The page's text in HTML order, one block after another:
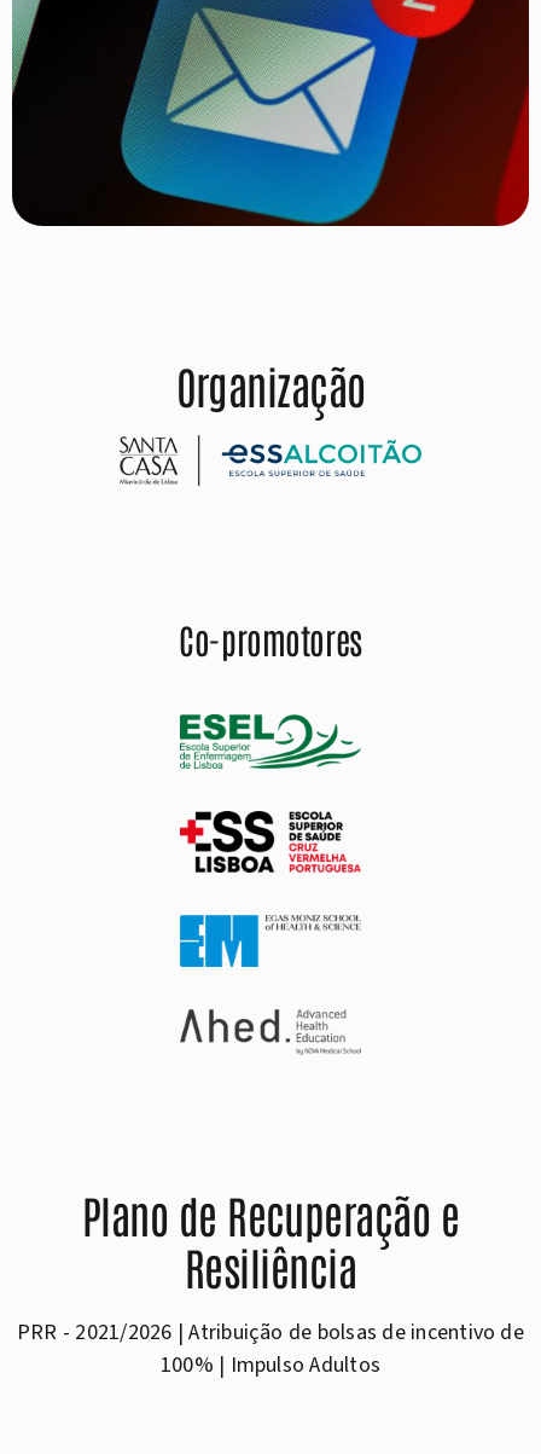
Organização
Co-promotores
Plano de Recuperação e
Resiliência
PRR - 2021/2026 | Atribuição de bolsas de incentivo de
100% | Impulso Adultos